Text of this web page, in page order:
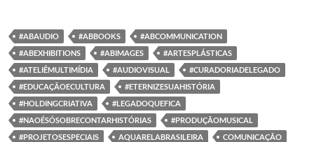
b
o
o
k
t
e
r
e
d
I
n
s
A
p
p
#ABAUDIO #ABBOOKS
#ABCOMMUNICATION
#ABEXHIBITIONS
#ABIMAGES
#ARTESPLÁSTICAS
#ATELIÊMULTIMÍDIA
#AUDIOVISUAL
#CURADORIADELEGADO
#EDUCAÇÃOECULTURA
#ETERNIZESUAHISTÓRIA
#HOLDINGCRIATIVA
#LEGADOQUEFICA
#NAOÉSÓSOBRECONTARHISTÓRIAS
#PRODUÇÃOMUSICAL
#PROJETOSESPECIAIS
AQUARELABRASILEIRA
COMUNICAÇÃO